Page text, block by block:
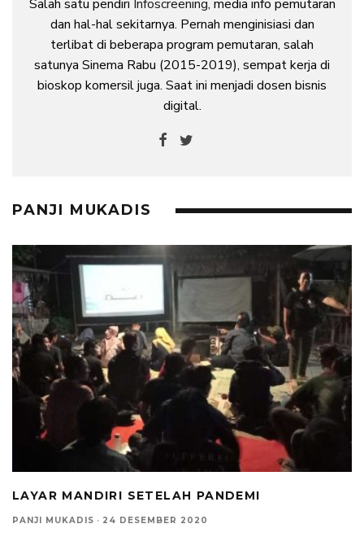
Salah satu pendiri Infoscreening, media info pemutaran
dan hal-hal sekitarnya. Pernah menginisiasi dan
terlibat di beberapa program pemutaran, salah
satunya Sinema Rabu (2015-2019), sempat kerja di
bioskop komersil juga. Saat ini menjadi dosen bisnis
digital.
PANJI MUKADIS
LAYAR MANDIRI SETELAH PANDEMI
PANJI MUKADIS · 24 DESEMBER 2020